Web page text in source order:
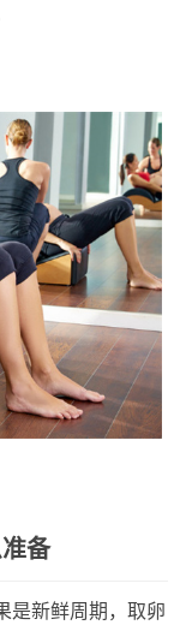
备
是新鲜周期，取卵